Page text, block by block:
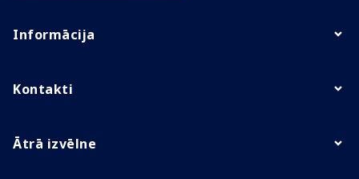
Informācija
Kontakti
Ātrā izvēlne